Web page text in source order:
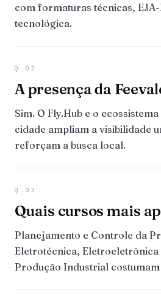
com formaturas técnicas,
tecnológica.
Q.02
A presença da
Sim. O Fly.Hub e o
cidade ampliam a visibilidade
reforçam a busca local.
Q.03
Quais cursos mais
Planejamento e Controle da
Eletrotécnica, Eletroeletrônica
Produção Industrial